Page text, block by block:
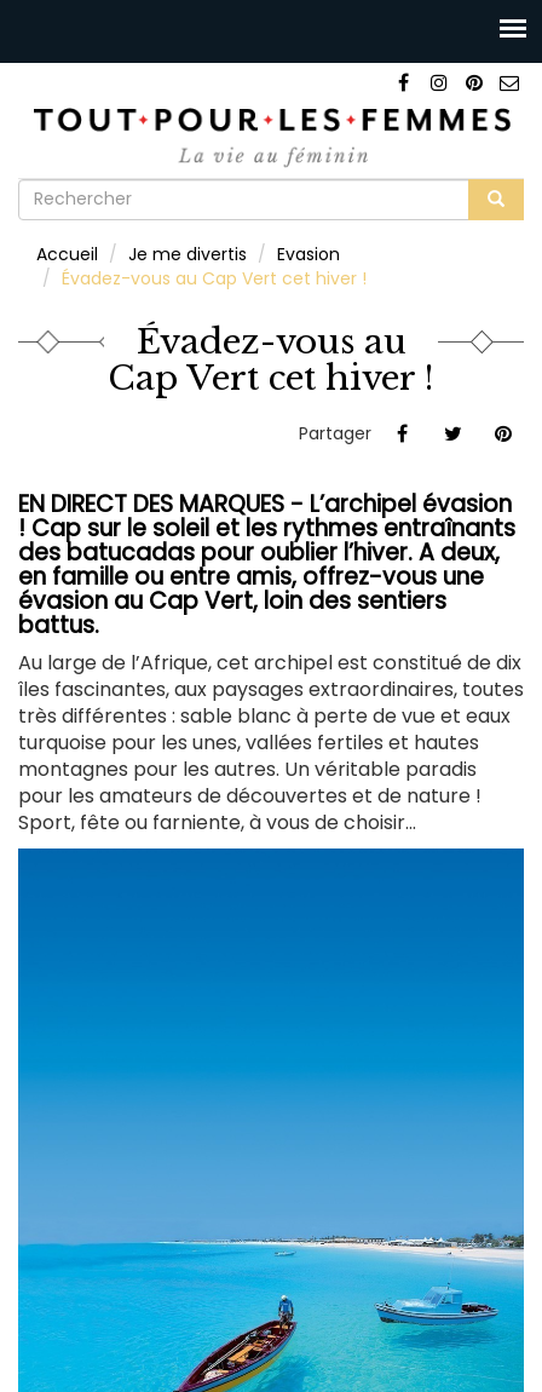
Formulaire
recherche
Accueil Je me divertis
Evasion
Évadez-vous au Cap Vert cet hiver !
Évadez-vous au
Cap Vert cet hiver !
Partager
EN DIRECT DES MARQUES - L’archipel évasion
! Cap sur le soleil et les rythmes entraînants
des batucadas pour oublier l’hiver. A deux,
en famille ou entre amis, offrez-vous une
évasion au Cap Vert, loin des sentiers
battus.
Au large de l’Afrique, cet archipel est constitué de dix
îles fascinantes, aux paysages extraordinaires, toutes
très différentes : sable blanc à perte de vue et eaux
turquoise pour les unes, vallées fertiles et hautes
montagnes pour les autres. Un véritable paradis
pour les amateurs de découvertes et de nature !
Sport, fête ou farniente, à vous de choisir...